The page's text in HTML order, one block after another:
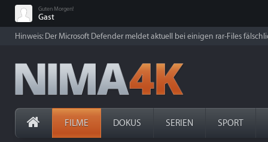
Guten Morgen!
Gast
Hinweis: Der Microsoft Defender meldet aktuell bei einigen rar-Files
FILME DOKUS SERIEN SPORT